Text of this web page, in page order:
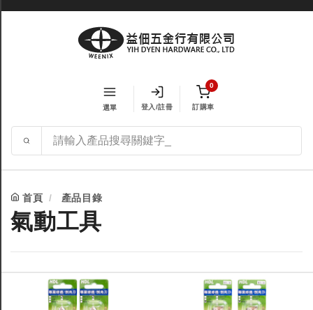
選單 登入/註冊
0
訂購車
首頁 產品目錄
氣動工具